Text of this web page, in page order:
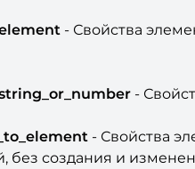
- Свойства
-
- Свойства
без создания и